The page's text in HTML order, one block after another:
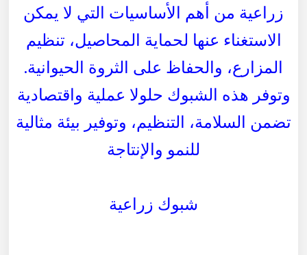
زراعية من أهم الأساسيات التي لا يمكن
الاستغناء عنها لحماية المحاصيل، تنظيم
المزارع، والحفاظ على الثروة الحيوانية.
وتوفر هذه الشبوك حلولا عملية واقتصادية
تضمن السلامة، التنظيم، وتوفير بيئة مثالية
للنمو والإنتاجة
شبوك زراعية